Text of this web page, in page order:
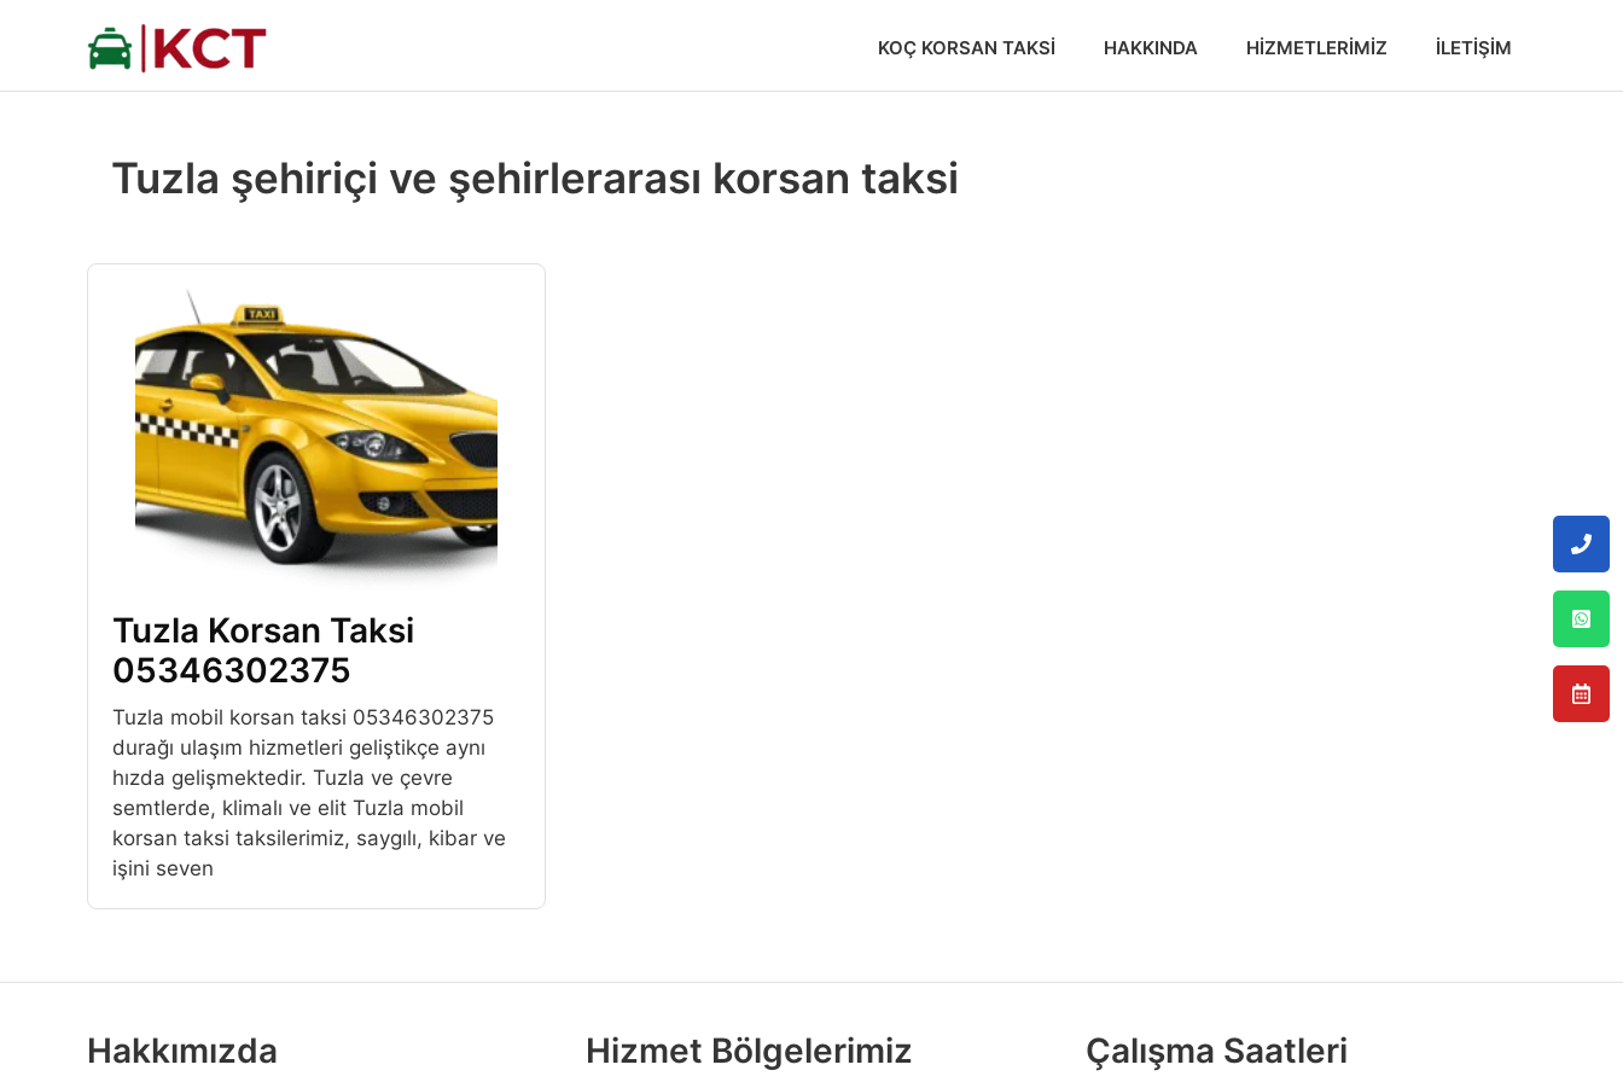
KOÇ KORSAN TAKSI HAKKINDA HIZMETLERIMIZ İLETIŞIM
Tuzla şehiriçi ve şehirlerarası korsan taksi
Tuzla Korsan Taksi
05346302375
Tuzla mobil korsan taksi 05346302375
durağı ulaşım hizmetleri geliştikçe aynı
hızda gelişmektedir. Tuzla ve çevre
semtlerde, klimalı ve elit Tuzla mobil
korsan taksi taksilerimiz, saygılı, kibar ve
işini seven
Hakkımızda Hizmet Bölgelerimiz Çalışma Saatleri